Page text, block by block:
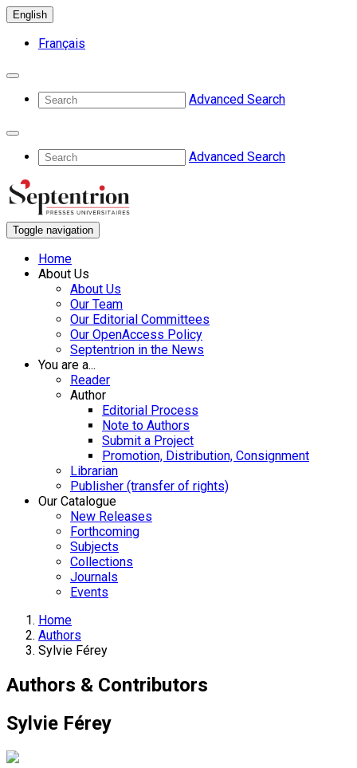
English
Français
Advanced Search
Advanced Search
Toggle navigation
Home
About Us
About Us
Our Team
Our Editorial Committees
Our OpenAccess Policy
Septentrion in the News
You are a...
Reader
Author
Editorial Process
Note to Authors
Submit a Project
Promotion, Distribution, Consignment
Librarian
Publisher (transfer of rights)
Our Catalogue
New Releases
Forthcoming
Subjects
Collections
Journals
Events
Home
Authors
Sylvie Férey
Authors & Contributors
Sylvie Férey